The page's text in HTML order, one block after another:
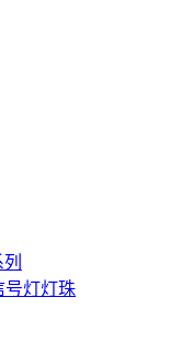
号灯灯珠